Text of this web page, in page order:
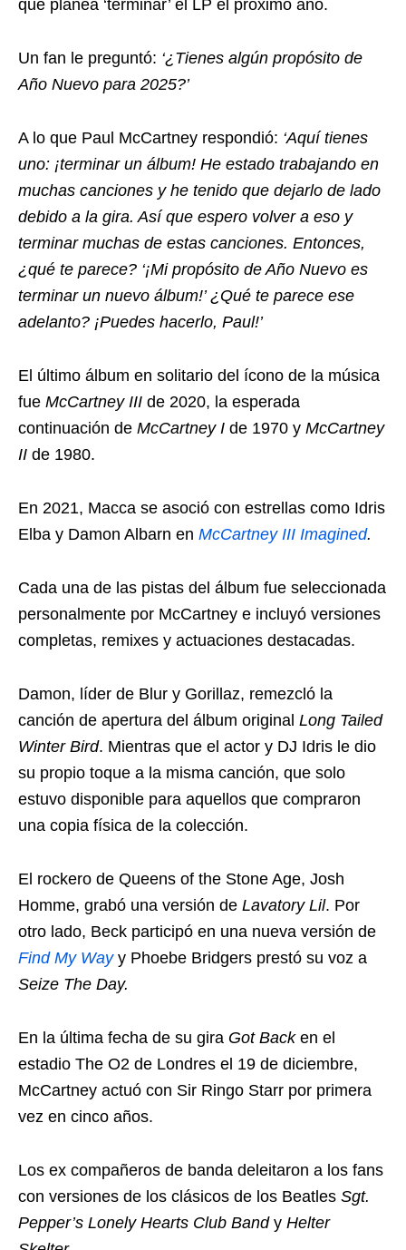
que planea ‘terminar’ el LP el próximo año.
Un fan le preguntó: ‘¿Tienes algún propósito de
Año Nuevo para 2025?’
A lo que Paul McCartney respondió: ‘Aquí tienes
uno: ¡terminar un álbum! He estado trabajando en
muchas canciones y he tenido que dejarlo de lado
debido a la gira. Así que espero volver a eso y
terminar muchas de estas canciones. Entonces,
¿qué te parece? ‘¡Mi propósito de Año Nuevo es
terminar un nuevo álbum!’ ¿Qué te parece ese
adelanto? ¡Puedes hacerlo, Paul!’
El último álbum en solitario del ícono de la música
fue McCartney III de 2020, la esperada
continuación de McCartney I de 1970 y McCartney
II de 1980.
En 2021, Macca se asoció con estrellas como Idris
Elba y Damon Albarn en McCartney III Imagined.
Cada una de las pistas del álbum fue seleccionada
personalmente por McCartney e incluyó versiones
completas, remixes y actuaciones destacadas.
Damon, líder de Blur y Gorillaz, remezcló la
canción de apertura del álbum original Long Tailed
Winter Bird. Mientras que el actor y DJ Idris le dio
su propio toque a la misma canción, que solo
estuvo disponible para aquellos que compraron
una copia física de la colección.
El rockero de Queens of the Stone Age, Josh
Homme, grabó una versión de Lavatory Lil. Por
otro lado, Beck participó en una nueva versión de
Find My Way y Phoebe Bridgers prestó su voz a
Seize The Day.
En la última fecha de su gira Got Backen el
estadio The O2 de Londres el 19 de diciembre,
McCartney actuó con Sir Ringo Starr por primera
vez en cinco años.
Los ex compañeros de banda deleitaron a los fans
con versiones de los clásicos de los Beatles Sgt.
Pepper’s Lonely Hearts Club Band y Helter